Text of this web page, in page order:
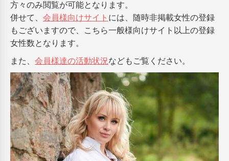
方々のみ閲覧が可能となります。
併せて、 会員様向けサイト には、随時非掲載女性の登録
もございますので、こちら一般様向けサイト以上の登録
女性数となります。
また、 会員様達の活動状況などもご覧ください。